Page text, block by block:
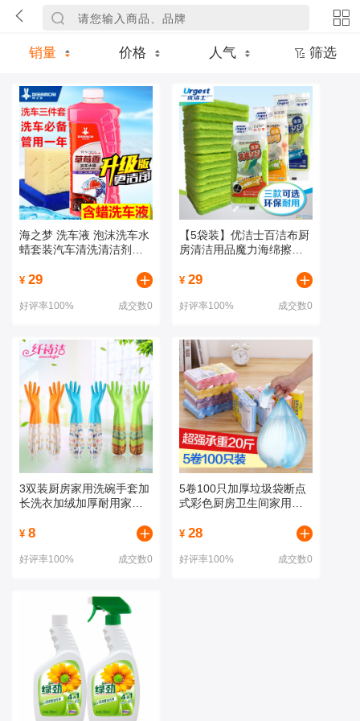
销量 价格 人气 筛选
海之梦 洗车液 泡沫洗车水
蜡套装汽车清洗清洁剂去
¥29
好评率100% 成交数0
【5袋装】优洁士百洁布厨
房清洁用品魔力海绵擦清
¥ 29
好评率100% 成交数0
3双装厨房家用洗碗手套加
长洗衣加绒加厚耐用家务
¥8
好评率100% 成交数0
5卷100只加厚垃圾袋断点
式彩色厨房卫生间家用塑
¥ 28
好评率100% 成交数0